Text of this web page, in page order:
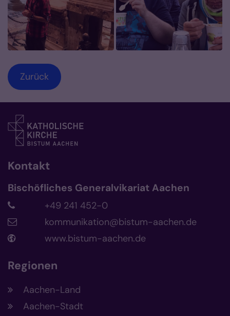
Zurück
Kontakt
Bischöfliches Generalvikariat Aachen
+49 241 452-0
kommunikation@bistum-aachen.de
www.bistum-aachen.de
Regionen
Aachen-Land
Aachen-Stadt